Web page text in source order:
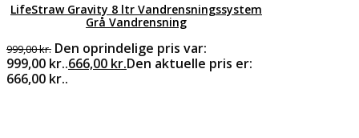
LifeStraw Gravity 8 ltr Vandrensningssystem
Grå Vandrensning
999,00kr. Den oprindelige pris var:
999,00 kr..666,00 kr.Den aktuelle pris er:
666,00 kr..